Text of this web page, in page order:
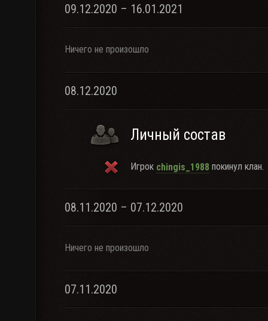
09.12.2020 – 16.01.2021
Ничего не произошло
08.12.2020
Личный состав
Игрок chingis_1988 покинул клан.
08.11.2020 – 07.12.2020
Ничего не произошло
07.11.2020